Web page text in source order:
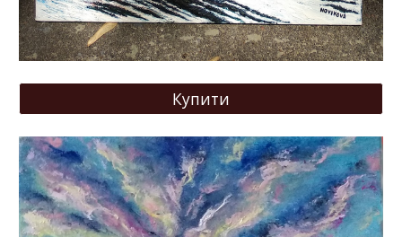
Купити